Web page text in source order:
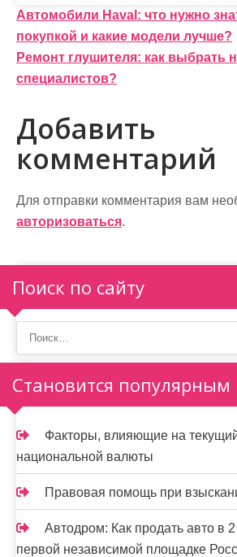
Н
а
в
и
г
а
ц
и
я
п
о
з
а
п
и
с
я
м
Автомобили Haval: что нужно
покупкой и какие модели лучше?
Ремонт глушителя: как выбрать
специалистов?
Добавить
комментарий
Для отправки комментария вам
авторизоваться.
Поиск по сайту
Становится популярным
Факторы, влияющие на
национальной валюты
Правовая помощь при
Автодром: Как продать авто в
первой независимой площадке